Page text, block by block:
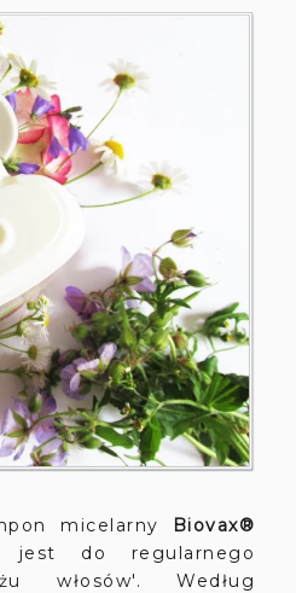
micelarny
Biovax®
jest do regularnego
włosów'. Według